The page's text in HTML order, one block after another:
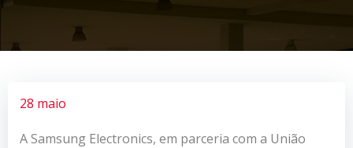
28 maio
A Samsung Electronics, em parceria com a União